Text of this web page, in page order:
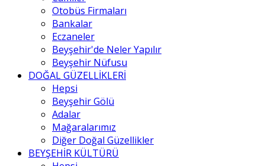
Otobüs Firmaları
Bankalar
Eczaneler
Beyşehir'de Neler Yapılır
Beyşehir Nüfusu
DOĞAL GÜZELLİKLERİ
Hepsi
Beyşehir Gölü
Adalar
Mağaralarımız
Diğer Doğal Güzellikler
BEYŞEHİR KÜLTÜRÜ